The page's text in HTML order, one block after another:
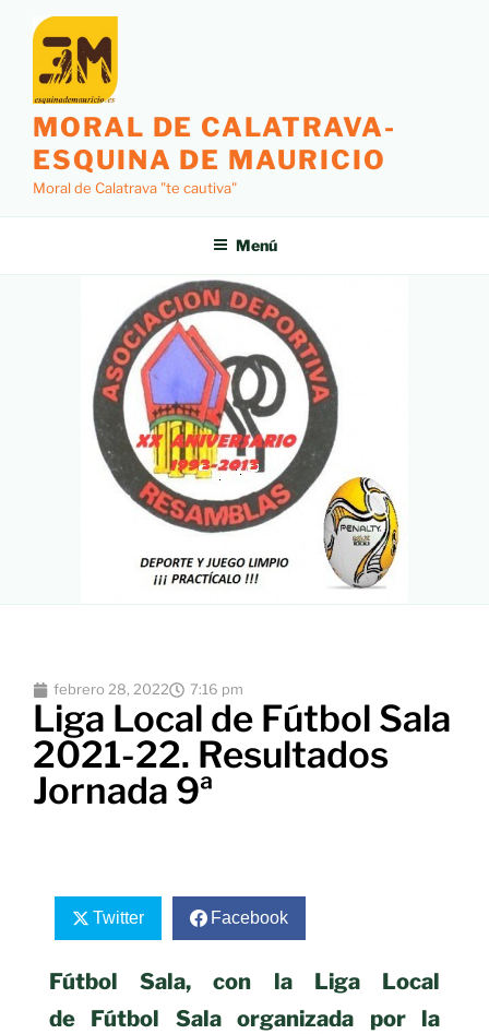
MORAL DE CALATRAVA-
ESQUINA DE MAURICIO
Moral de Calatrava "te cautiva"
Menú
febrero 28, 2022 7:16 pm
Liga Local de Fútbol Sala
2021-22. Resultados
Jornada 9ª
Twitter Facebook
Fútbol Sala, con la Liga Local
de Fútbol Sala organizada por la